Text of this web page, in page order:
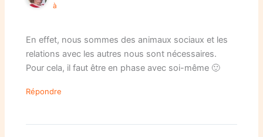
à
En effet, nous sommes des animaux sociaux et les
relations avec les autres nous sont nécessaires.
Pour cela, il faut être en phase avec soi-même 🙂
Répondre